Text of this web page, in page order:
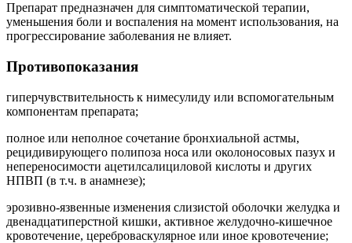
Препарат предназначен для симптоматической терапии,
уменьшения боли и воспаления на момент использования, на
прогрессирование заболевания не влияет.
Противопоказания
гиперчувствительность к нимесулиду или вспомогательным
компонентам препарата;
полное или неполное сочетание бронхиальной астмы,
рецидивирующего полипоза носа или околоносовых пазух и
непереносимости ацетилсалициловой кислоты и других
НПВП (в т.ч. в анамнезе);
эрозивно-язвенные изменения слизистой оболочки желудка и
двенадцатиперстной кишки, активное желудочно-кишечное
кровотечение, цереброваскулярное или иное кровотечение;